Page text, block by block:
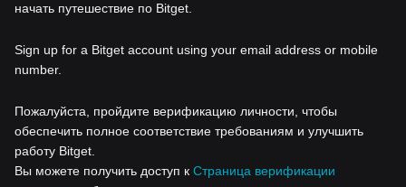
начать путешествие по Bitget.
Sign up for a Bitget account using your email address or mobile
number.
Пожалуйста, пройдите верификацию личности, чтобы
обеспечить полное соответствие требованиям и улучшить
работу Bitget.
Вы можете получить доступ к Страница верификации